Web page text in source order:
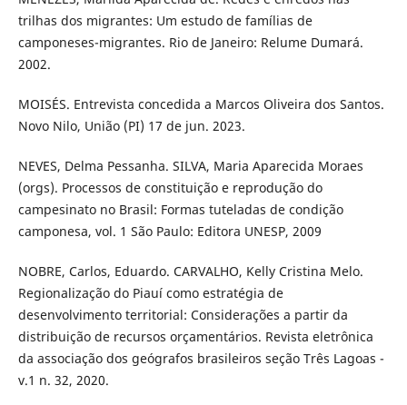
trilhas dos migrantes: Um estudo de famílias de
camponeses-migrantes. Rio de Janeiro: Relume Dumará.
2002.
MOISÉS. Entrevista concedida a Marcos Oliveira dos Santos.
Novo Nilo, União (PI) 17 de jun. 2023.
NEVES, Delma Pessanha. SILVA, Maria Aparecida Moraes
(orgs). Processos de constituição e reprodução do
campesinato no Brasil: Formas tuteladas de condição
camponesa, vol. 1 São Paulo: Editora UNESP, 2009
NOBRE, Carlos, Eduardo. CARVALHO, Kelly Cristina Melo.
Regionalização do Piauí como estratégia de
desenvolvimento territorial: Considerações a partir da
distribuição de recursos orçamentários. Revista eletrônica
da associação dos geógrafos brasileiros seção Três Lagoas -
v.1 n. 32, 2020.